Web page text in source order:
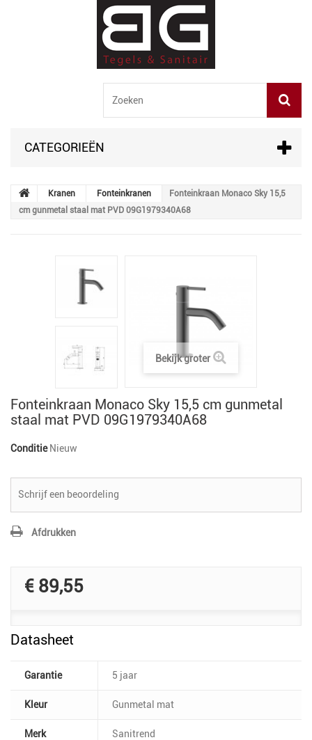
CATEGORIEËN
Kranen Fonteinkranen
Fonteinkraan Monaco Sky 15,5
cm gunmetal staal mat PVD 09G1979340A68
Bekijk groter
Fonteinkraan Monaco Sky 15,5 cm gunmetal
staal mat PVD 09G1979340A68
Conditie Nieuw
Schrijf een beoordeling
Afdrukken
€ 89,55
Datasheet
Garantie 5 jaar
Kleur Gunmetal mat
Merk Sanitrend